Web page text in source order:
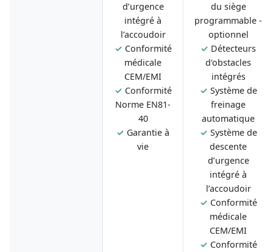
d’urgence
intégré à
l’accoudoir
✓ Conformité
médicale
CEM/EMI
✓ Conformité
Norme EN81-
40
✓ Garantie à
vie
du siège
programmable -
optionnel
✓ Détecteurs
d'obstacles
intégrés
✓ Système de
freinage
automatique
✓ Système de
descente
d’urgence
intégré à
l’accoudoir
✓ Conformité
médicale
CEM/EMI
✓ Conformité